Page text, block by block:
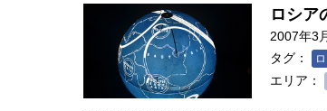
ロシア
2007年3
タグ：
エリア：
人は「地上の太陽
合発電の現在地――
界像」｜江尻晶・東